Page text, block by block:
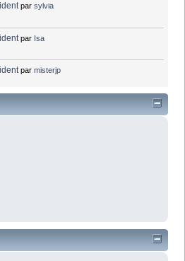
parsylvia
par Isa
parmisterjp